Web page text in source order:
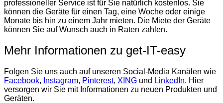
professioneller Service ist für Sie natürlich kostenlos. Sie
können die Geräte für einen Tag, eine Woche oder einige
Monate bis hin zu einem Jahr mieten. Die Miete der Geräte
können Sie auf Wunsch auch in Raten zahlen.
Mehr Informationen zu get-IT-easy
Folgen Sie uns auch auf unseren Social-Media Kanälen wie
Facebook, Instagram, Pinterest, XING und LinkedIn. Hier
versorgen wir Sie mit Informationen zu neuen Produkten und
Geräten.